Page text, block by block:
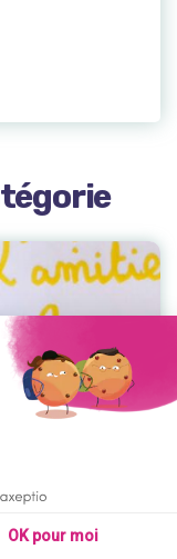
OK pour moi